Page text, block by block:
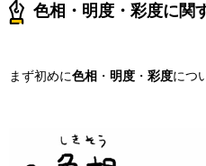
色相・明度・彩度に関
まず初めに色相 ・ 明度 ・ 彩度につ